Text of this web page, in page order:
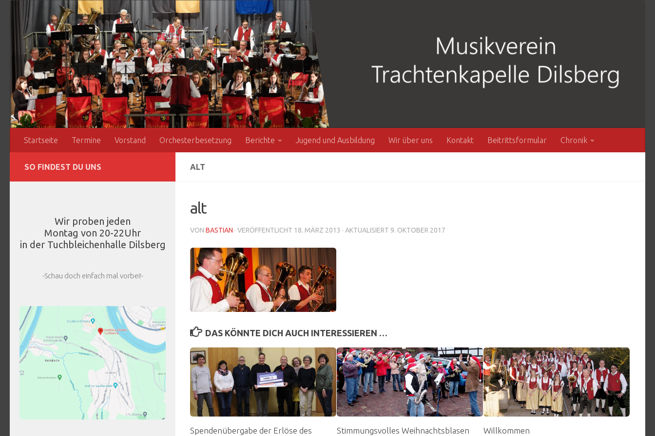
Zum Inhalt springen
Startseite Termine Vorstand Orchesterbesetzung Berichte Jugend und Ausbildung Wir über uns Kontakt Beitrittsformular Chronik
ALT
alt
VON BASTIAN · VERÖFFENTLICHT 18. MÄRZ 2013 · AKTUALISIERT 9. OKTOBER 2017
DAS KÖNNTE DICH AUCH INTERESSIEREN …
Spendenübergabe der Erlöse des
Stimmungsvolles Weihnachtsblasen
Willkommen
SO FINDEST DU UNS
Wir proben jeden
Montag von 20-22Uhr
in der Tuchbleichenhalle Dilsberg
-Schau doch einfach mal vorbei!-